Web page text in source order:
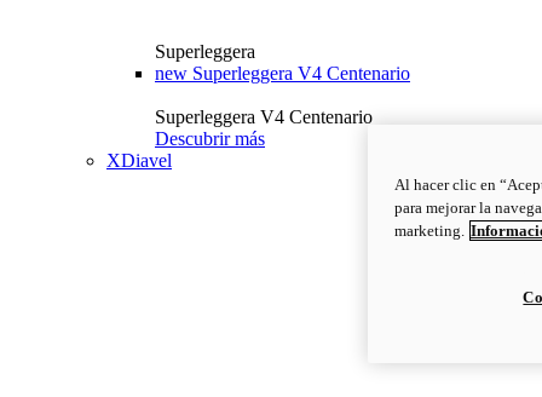
Superleggera
new Superleggera V4 Centenario
Superleggera V4 Centenario
Descubrir más
XDiavel
Al hacer clic en
para mejorar la
marketing.